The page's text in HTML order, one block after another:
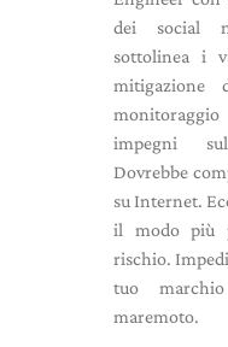
dei social
sottolinea i
impegni
Dovrebbe
su Internet.
il modo più
rischio.
tuo
maremoto.